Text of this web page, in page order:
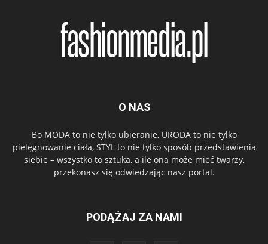
O NAS
Bo MODA to nie tylko ubieranie, URODA to nie tylko
pielęgnowanie ciała, STYL to nie tylko sposób przedstawienia
siebie – wszystko to sztuka, a ile ona może mieć twarzy,
przekonasz się odwiedzając nasz portal.
PODĄŻAJ ZA NAMI